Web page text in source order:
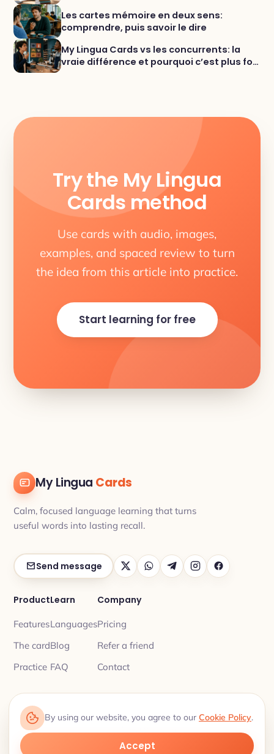
Les cartes mémoire en deux sens:
comprendre, puis savoir le dire
My Lingua Cards vs les concurrents: la
vraie différence et pourquoi c’est plus fort
Try the My Lingua
Cards method
Use cards with audio, images,
examples, and spaced review to turn
the idea from this article into practice.
Start learning for free
My Lingua Cards
Calm, focused language learning that turns
useful words into lasting recall.
Send message
Product
Features
The card
Practice
Learn
Languages
Blog
FAQ
Company
Pricing
Refer a friend
Contact
© 2026 My Lingua Cards ·
Learn 18 languages, one word at a time.
By using our website, you agree to our Cookie Policy.
Accept